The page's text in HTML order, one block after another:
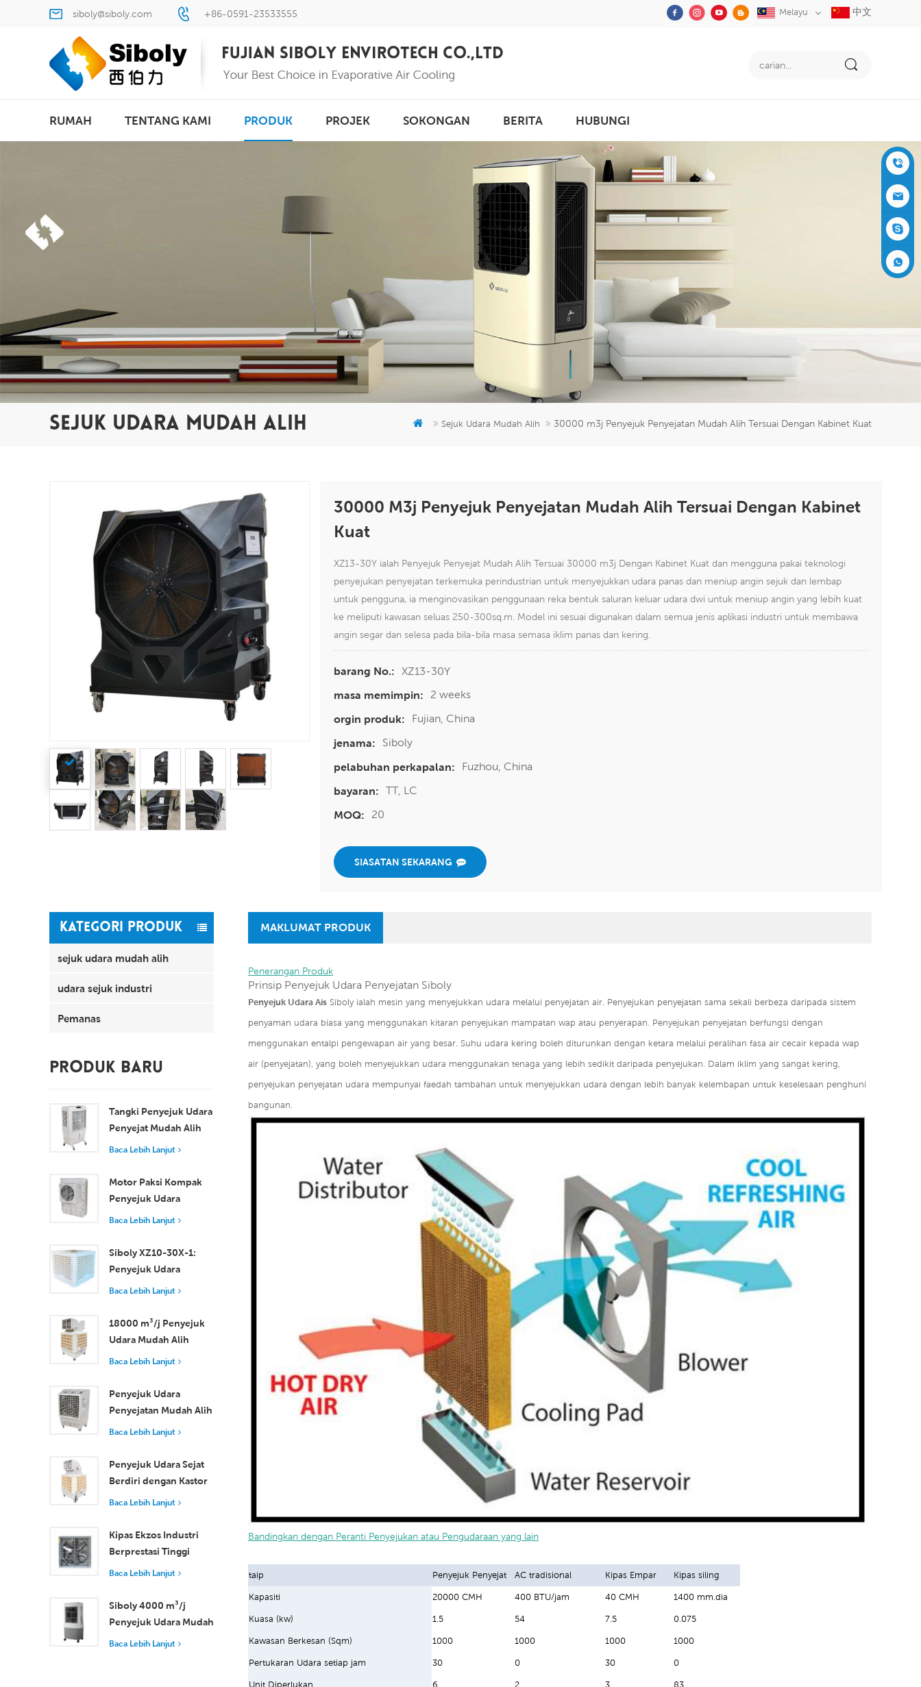
siboly@siboly.com +86-0591-23533555 Melayu 中文
RUMAH TENTANG KAMI PRODUK PROJEK SOKONGAN BERITA HUBUNGI
SEJUK UDARA MUDAH ALIH Sejuk Udara Mudah Alih 30000 m3j Penyejuk Penyejatan Mudah Alih Tersuai Dengan Kabinet Kuat
30000 M3j Penyejuk Penyejatan Mudah Alih Tersuai Dengan Kabinet
Kuat
XZ13-30Y ialah Penyejuk Penyejat Mudah Alih Tersuai 30000 m3j Dengan Kabinet Kuat dan mengguna pakai teknologi
penyejukan penyejatan terkemuka perindustrian untuk menyejukkan udara panas dan meniup angin sejuk dan lembap
untuk pengguna, ia menginovasikan penggunaan reka bentuk saluran keluar udara dwi untuk meniup angin yang lebih kuat
ke meliputi kawasan seluas 250-300sq.m. Model ini sesuai digunakan dalam semua jenis aplikasi industri untuk membawa
angin segar dan selesa pada bila-bila masa semasa iklim panas dan kering.
barang No.:
XZ13-30Y
masa memimpin:
2 weeks
orgin produk:
Fujian, China
jenama:
Siboly
pelabuhan perkapalan:
Fuzhou, China
bayaran: TT, LC
MOQ:
20
SIASATAN SEKARANG
KATEGORI PRODUK
sejuk udara mudah alih
udara sejuk industri
Pemanas
PRODUK BARU
Tangki Penyejuk Udara
Penyejat Mudah Alih
100L 8000 m³/j XZ13-
Baca Lebih Lanjut
Motor Paksi Kompak
Penyejuk Udara
Tingkap Penyejukan
hingga Sederhana
Baca Lebih Lanjut
Siboly XZ10-30X-1:
Penyejuk Udara
Pengewapan
m3/j
Baca Lebih Lanjut
18000 m³/j Penyejuk
Udara Mudah Alih
Industri dengan Alat
Penyejukan Ruang
Besar
Baca Lebih Lanjut
Penyejuk Udara
Penyejatan Mudah Alih
18000 m³/j Kecekapan
Kawalan Jauh
Baca Lebih Lanjut
Penyejuk Udara Sejat
Berdiri dengan Kastor
dan Alat Kawalan Jauh
Udara
Baca Lebih Lanjut
Kipas Ekzos Industri
Berprestasi Tinggi
dengan Aliran Udara
Pengudaraan Unggul
Baca Lebih Lanjut
Siboly 4000 m³/j
Penyejuk Udara Mudah
Alih Industri 50L
Baca Lebih Lanjut
MAKLUMAT PRODUK
Penerangan Produk
Prinsip Penyejuk Udara Penyejatan Siboly
Penyejuk Udara Ais Siboly ialah mesin yang menyejukkan udara melalui penyejatan air. Penyejukan penyejatan sama sekali berbeza daripada sistem
penyaman udara biasa yang menggunakan kitaran penyejukan mampatan wap atau penyerapan. Penyejukan penyejatan berfungsi dengan
menggunakan entalpi pengewapan air yang besar. Suhu udara kering boleh diturunkan dengan ketara melalui peralihan fasa air cecair kepada wap
air (penyejatan), yang boleh menyejukkan udara menggunakan tenaga yang lebih sedikit daripada penyejukan. Dalam iklim yang sangat kering,
penyejukan penyejatan udara mempunyai faedah tambahan untuk menyejukkan udara dengan lebih banyak kelembapan untuk keselesaan penghuni
bangunan.
Bandingkan dengan Peranti Penyejukan atau Pengudaraan yang lain
taip Penyejuk Penyejat AC tradisional Kipas Empar Kipas siling
Kapasiti 20000 CMH 400 BTU/jam 40 CMH 1400 mm.dia
Kuasa (kw) 1.5 54 7.5 0.075
Kawasan Berkesan (Sqm) 1000 1000 1000 1000
Pertukaran Udara setiap jam 30 0 30 0
Unit Diperlukan 6 2 3 83
+86-05
91-2353
3555
siboly@s
iboly.co
evaporat
er
5951777